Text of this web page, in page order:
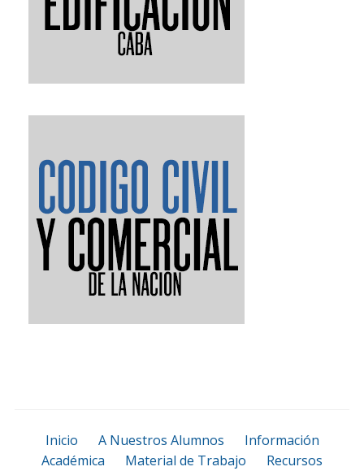
Inicio A Nuestros Alumnos
Información
Académica
Material de Trabajo Recursos